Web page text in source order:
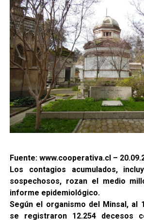
Fuente: www.cooperativa.cl –
Los contagios acumulados,
sospechosos, rozan el medio
informe epidemiológico.
Según el organismo del Minsal, al
se registraron 12.254 decesos